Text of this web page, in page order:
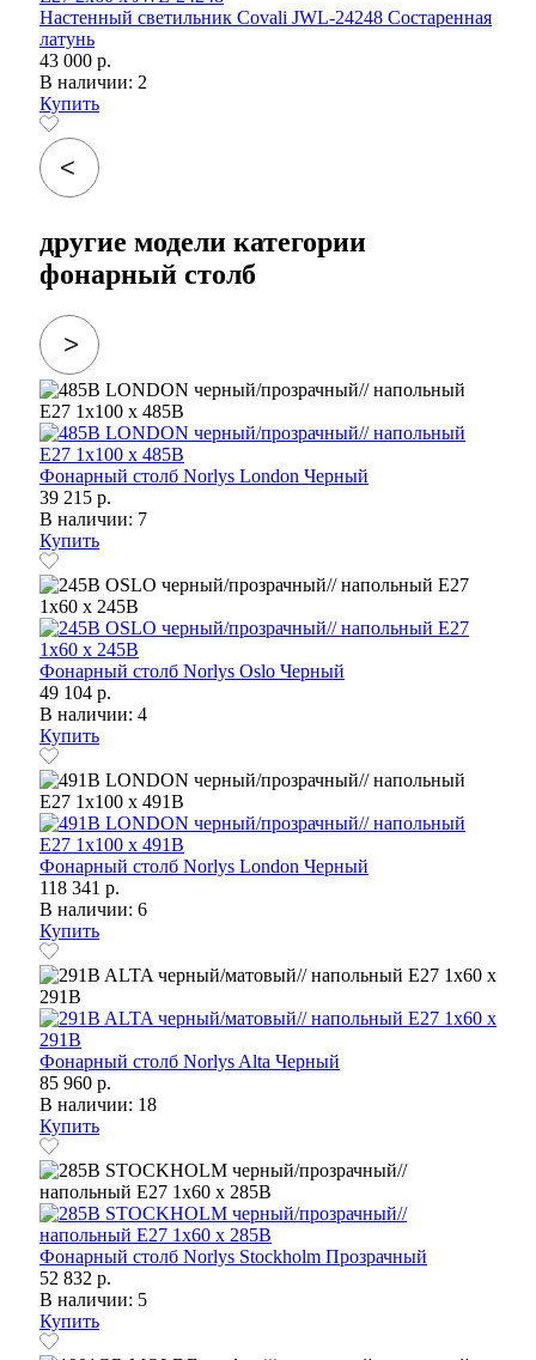
Настенный светильник Covali JWL-24248 Состаренная
латунь
43 000 р.
В наличии: 2
Купить
другие модели категории
фонарный столб
Фонарный столб Norlys London Черный
39 215 р.
В наличии: 7
Купить
Фонарный столб Norlys Oslo Черный
49 104 р.
В наличии: 4
Купить
Фонарный столб Norlys London Черный
118 341 р.
В наличии: 6
Купить
Фонарный столб Norlys Alta Черный
85 960 р.
В наличии: 18
Купить
Фонарный столб Norlys Stockholm Прозрачный
52 832 р.
В наличии: 5
Купить